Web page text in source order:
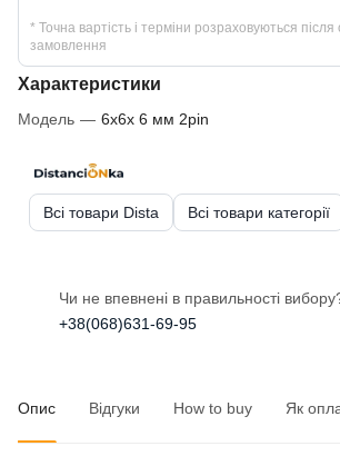
* Точна вартість і терміни розраховуються
замовлення
Характеристики
Модель — 6x6x 6 мм 2pin
Всі товари Dista Всі товари категорії
Чи не впевнені в правильності
+38(068)631-69-95
Опис Відгуки How to buy Як